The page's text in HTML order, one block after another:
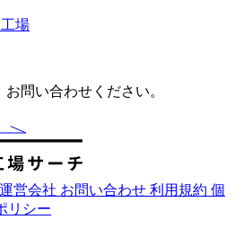
場
問い合わせください。
運営会社 お問い合わせ 利用規約 個
リシー